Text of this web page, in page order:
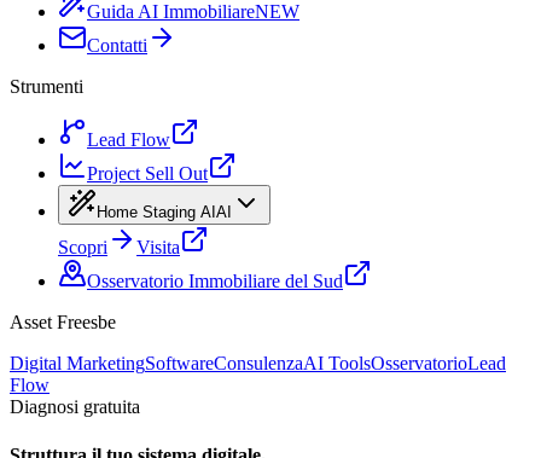
Guida AI ImmobiliareNEW
Contatti
Strumenti
Lead Flow
Project Sell Out
Home Staging AI AI
Scopri
Visita
Osservatorio Immobiliare del Sud
Asset Freesbe
Digital MarketingSoftwareConsulenzaAI ToolsOsservatorioLead
Flow
Diagnosi gratuita